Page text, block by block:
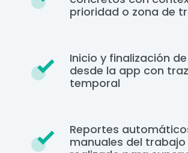
prioridad o zona de
Inicio y finalización
desde la app con
temporal
Reportes
manuales del trabajo